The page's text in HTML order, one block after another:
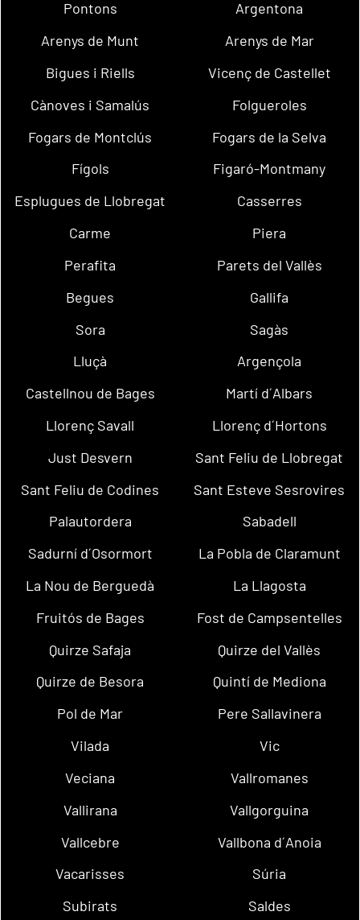
Pontons
Argentona
Arenys de Munt
Arenys de Mar
Bigues i Riells
Vicenç de Castellet
Cànoves i Samalús
Folgueroles
Fogars de Montclús
Fogars de la Selva
Fígols
Figaró-Montmany
Esplugues de Llobregat
Casserres
Carme
Piera
Perafita
Parets del Vallès
Begues
Gallifa
Sora
Sagàs
Lluçà
Argençola
Castellnou de Bages
Martí d´Albars
Llorenç Savall
Llorenç d´Hortons
Just Desvern
Sant Feliu de Llobregat
Sant Feliu de Codines
Sant Esteve Sesrovires
Palautordera
Sabadell
Sadurní d´Osormort
La Pobla de Claramunt
La Nou de Berguedà
La Llagosta
Fruitós de Bages
Fost de Campsentelles
Quirze Safaja
Quirze del Vallès
Quirze de Besora
Quintí de Mediona
Pol de Mar
Pere Sallavinera
Vilada
Vic
Veciana
Vallromanes
Vallirana
Vallgorguina
Vallcebre
Vallbona d´Anoia
Vacarisses
Súria
Subirats
Saldes